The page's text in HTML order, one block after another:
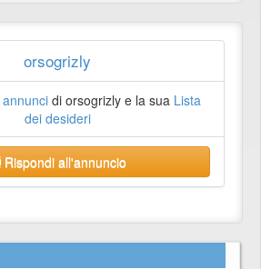
orsogrizly
di orsogrizly e la sua Lista
dei desideri
Rispondi all'annuncio